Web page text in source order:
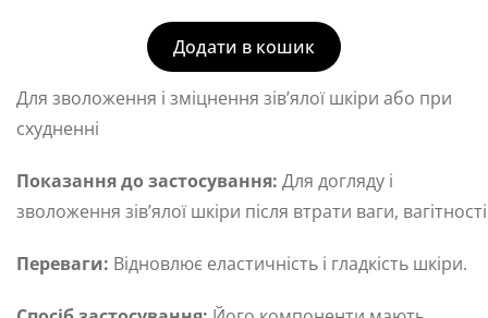
Додати в кошик
Для зволоження і зміцнення зів’ялої шкіри або при
схудненні
Показання до застосування: Для догляду і
зволоження зів’ялої шкіри після втрати ваги­, вагітності
Переваги: Відновлює еластичність і гладкість шкіри.